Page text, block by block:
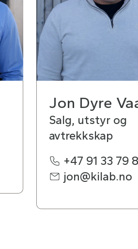
Jon Dyre
Salg, utstyr og
avtrekkskap
+47 91 33 79
jon@kilab.no